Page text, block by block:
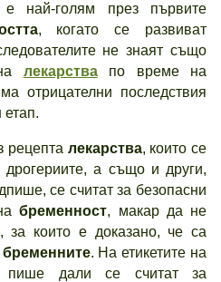
най-голям през първите
, когато се развиват
не знаят също
лекарствапо време на
отрицателни последствия
етап.
рецепта лекарства, които се
дрогериите, а също и други,
се считат за безопасни
бременност, макар да не
, за които е доказано, че са
бременните. На етикетите на
пише дали се считат за